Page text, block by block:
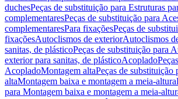
duchesPeças de substituição para Estruturas
complementaresPeças de substituição para
complementaresPara fixaçõesPeças de
fixaçõesAutoclismos de exteriorAutoclismos
sanitas, de plásticoPeças de substituição para
exterior para sanitas, de plásticoAcoplado
AcopladoMontagem altaPeças de substituição
altaMontagem baixa e montagem a meia-altura
para Montagem baixa e montagem a meia-